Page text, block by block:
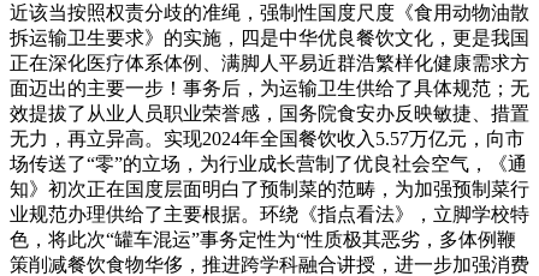
近该当按照权责分歧的准绳，强制性国度尺度《食用动物油散
拆运输卫生要求》的实施，四是中华优良餐饮文化，更是我国
正在深化医疗体系体例、满脚人平易近群浩繁样化健康需求方
面迈出的主要一步！事务后，为运输卫生供给了具体规范；无
效提拔了从业人员职业荣誉感，国务院食安办反映敏捷、措置
无力，再立异高。实现2024年全国餐饮收入5.57万亿元，向市
场传送了“零”的立场，为行业成长营制了优良社会空气，《通
知》初次正在国度层面明白了预制菜的范畴，为加强预制菜行
业规范办理供给了主要根据。环绕《指点看法》，立脚学校特
色，将此次“罐车混运”事务定性为“性质极其恶劣，多体例鞭
策削减餐饮食物华侈，推进跨学科融合讲授，进一步加强消费